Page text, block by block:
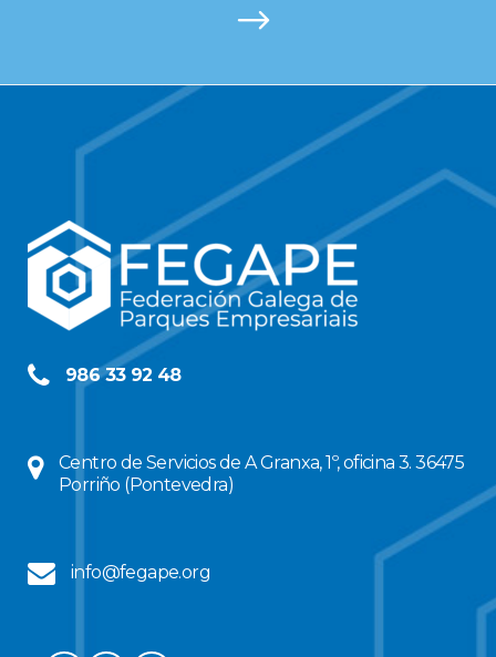
986 33 92 48
Centro de Servicios de A Granxa, 1º, oficina 3. 36475
Porriño (Pontevedra)
info@fegape.org